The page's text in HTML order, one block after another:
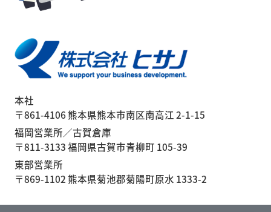
本社
〒861-4106 熊本県熊本市南区南高江 2-1-15
福岡営業所／古賀倉庫
〒811-3133 福岡県古賀市青柳町 105-39
東部営業所
〒869-1102 熊本県菊池郡菊陽町原水 1333-2